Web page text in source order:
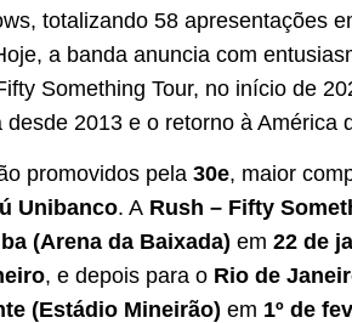
totalizando 58 apresentações
a banda anuncia com
Something Tour, no início de
desde 2013 e o retorno à América
promovidos pela 30e, maior
Unibanco. A Rush – Fifty
(Arena da Baixada) em 22 de
, e depois para o Rio de
(Estádio Mineirão) em 1º de